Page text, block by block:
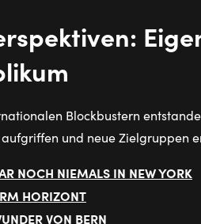
Blockbustern
und neue Zielgruppen
NOCH NIEMALS IN NEW YORK
HORIZONT
VON BERN